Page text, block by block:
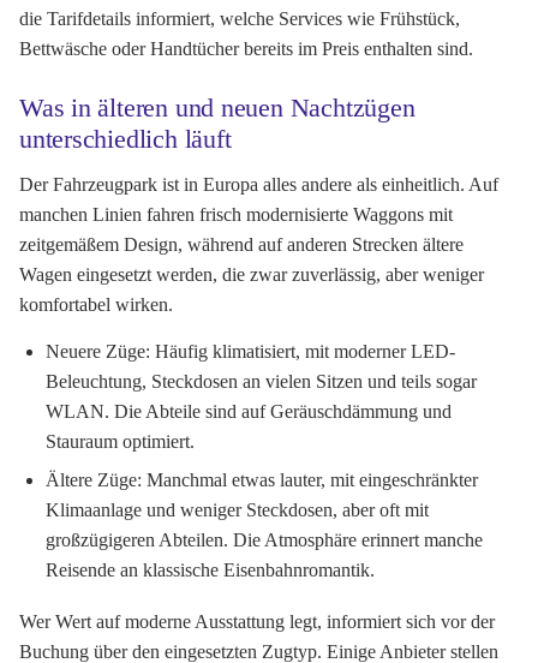
die Tarifdetails informiert, welche Services wie Frühstück,
Bettwäsche oder Handtücher bereits im Preis enthalten sind.
Was in älteren und neuen Nachtzügen
unterschiedlich läuft
Der Fahrzeugpark ist in Europa alles andere als einheitlich. Auf
manchen Linien fahren frisch modernisierte Waggons mit
zeitgemäßem Design, während auf anderen Strecken ältere
Wagen eingesetzt werden, die zwar zuverlässig, aber weniger
komfortabel wirken.
Neuere Züge: Häufig klimatisiert, mit moderner LED-
Beleuchtung, Steckdosen an vielen Sitzen und teils sogar
WLAN. Die Abteile sind auf Geräuschdämmung und
Stauraum optimiert.
Ältere Züge: Manchmal etwas lauter, mit eingeschränkter
Klimaanlage und weniger Steckdosen, aber oft mit
großzügigeren Abteilen. Die Atmosphäre erinnert manche
Reisende an klassische Eisenbahnromantik.
Wer Wert auf moderne Ausstattung legt, informiert sich vor der
Buchung über den eingesetzten Zugtyp. Einige Anbieter stellen